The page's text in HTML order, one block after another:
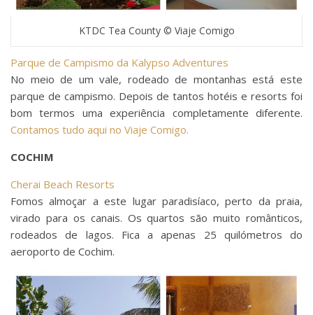
KTDC Tea County © Viaje Comigo
Parque de Campismo da Kalypso Adventures
No meio de um vale, rodeado de montanhas está este
parque de campismo. Depois de tantos hotéis e resorts foi
bom termos uma experiência completamente diferente.
Contamos tudo aqui no Viaje Comigo.
COCHIM
Cherai Beach Resorts
Fomos almoçar a este lugar paradisíaco, perto da praia,
virado para os canais. Os quartos são muito românticos,
rodeados de lagos. Fica a apenas 25 quilómetros do
aeroporto de Cochim.